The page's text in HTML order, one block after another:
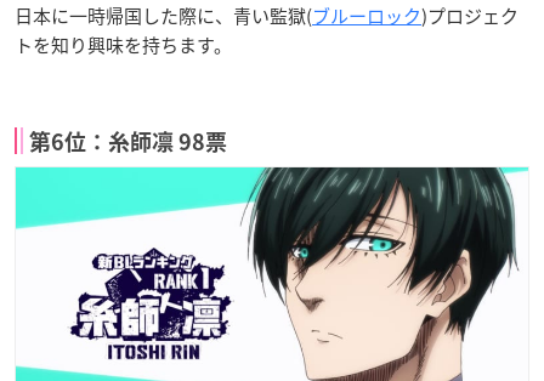
日本に一時帰国した際に、青い監獄(ブルーロック)プロジェク
トを知り興味を持ちます。
第6位：糸師凛 98票